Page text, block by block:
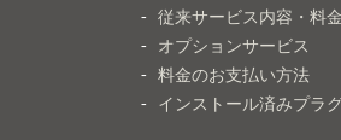
従来サービス内容・料金
オプションサービス
料金のお支払い方法
インストール済みプラ